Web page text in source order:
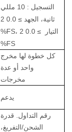
التسجيل :
10 مللي
ثانية، الجهد ≥
0.0
2
%FS، التيار
≥
0.0
2
%FS
كل خطوة لها مخرج
واحد أو عدة
مخرجات
يدعم
رقم التداول. قدرة
الشحن/التفريغ،